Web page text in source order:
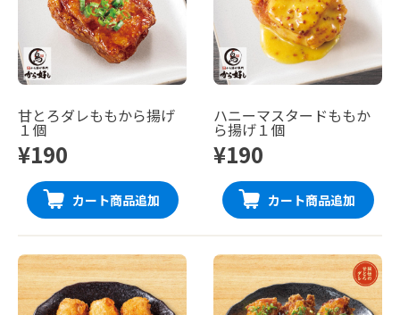
甘とろダレももから揚げ
１個
¥190
カート商品追加
ハニーマスタードももか
ら揚げ１個
¥190
カート商品追加